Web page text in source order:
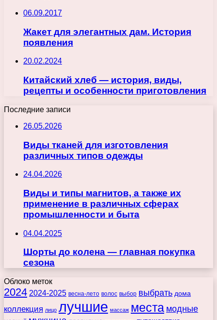
06.09.2017
Жакет для элегантных дам. История
появления
20.02.2024
Китайский хлеб — история, виды,
рецепты и особенности приготовления
Последние записи
26.05.2026
Виды тканей для изготовления
различных типов одежды
24.04.2026
Виды и типы магнитов, а также их
применение в различных сферах
промышленности и быта
04.04.2025
Шорты до колена — главная покупка
сезона
Облоко меток
2024 2024-2025 весна-лето волос выбор выбрать дома
коллекция лицо лучшие массаж места модные